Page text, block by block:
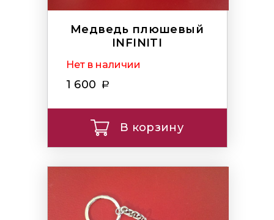
Медведь плюшевый
INFINITI
Нет в наличии
1 600
В корзину